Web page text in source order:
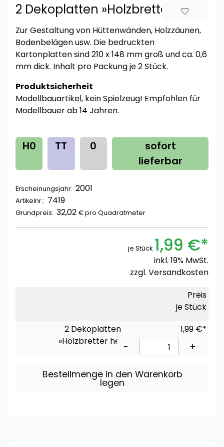
2 Dekoplatten »Holzbretter hell«
Zur Gestaltung von Hüttenwänden, Holzzäunen,
Bodenbelägen usw. Die bedruckten
Kartonplatten sind 210 x 148 mm groß und ca. 0,6
mm dick. Inhalt pro Packung je 2 Stück.
Produktsicherheit
Modellbauartikel, kein Spielzeug! Empfohlen für
Modellbauer ab 14 Jahren.
H0 TT 0
sofort
lieferbar
Erscheinungsjahr: 2001
Artikelnr.: 7419
Grundpreis: 32,02 € pro Quadratmeter
je Stück 1,99 €*
inkl. 19% MwSt.
zzgl. Versandkosten
Preis
je Stück
2 Dekoplatten
»Holzbretter hell«
1,99 €*
- +
Bestellmenge in den Warenkorb
legen